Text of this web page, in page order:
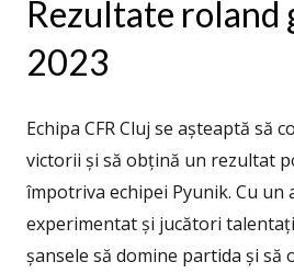
Rezultate roland
2023
Echipa CFR Cluj se așteaptă să
victorii și să obțină un rezultat
împotriva echipei Pyunik. Cu un
experimentat și jucători
șansele să domine partida și să